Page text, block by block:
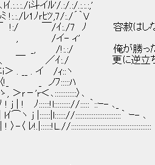
i斗イﾙ'/.:/.:/.:.:.:,'
1ﾉｒﾋﾂ,7/:./´｀V
/ｲ:./7 ﾉ 容赦はしない
- ィ'
ったら目でピーナッ
立ちで町内1周するく
/ｨ::ヽ
ﾌ:::::ﾊ
＜､::::::::::::〉､
::::::!l::::::::://:::::｀::ｰ- ､_
j |::::::|l:::::://:::::::::::::::::::::::::｀ ｰ- ､
〉-〈 ﾚ!.|::::::!L.//::::::::::::::::::::::::::::::::::::::::::::